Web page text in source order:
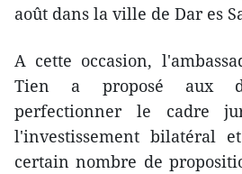
août dans la ville de Dar es
A cette occasion,
Tien a proposé aux
perfectionner le cadre
l'investissement bilatéral
certain nombre de